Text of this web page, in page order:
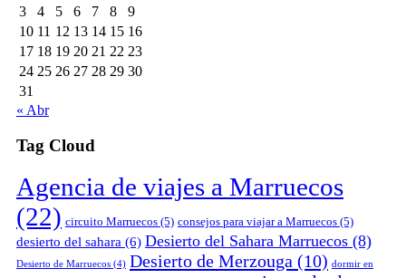
3
4 5 6 7 8
9
10 11 12 13 14 15 16
17 18 19 20 21 22 23
24 25 26 27 28 29 30
31
« Abr
Tag Cloud
Agencia de viajes a Marruecos
(22) circuito Marruecos (5) consejos para viajar a Marruecos (5)
desierto del sahara (6) Desierto del Sahara Marruecos (8)
Desierto de Marruecos (4) Desierto de Merzouga (10) dormir en